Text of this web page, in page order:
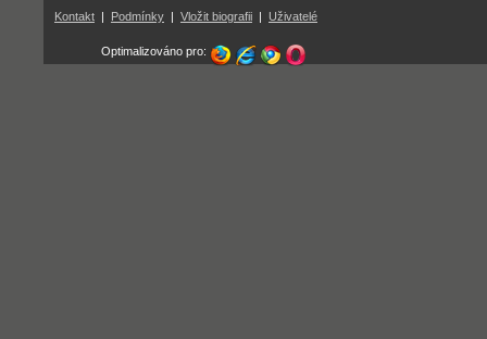
Kontakt | Podmínky | Vložit biografii | Uživatelé
Optimalizováno pro: